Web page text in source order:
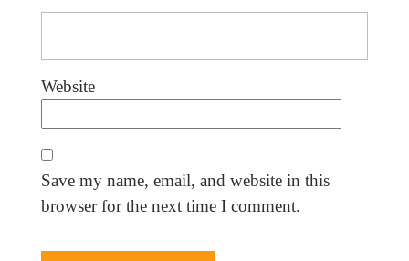
Website
Save my name, email, and website in this
browser for the next time I comment.